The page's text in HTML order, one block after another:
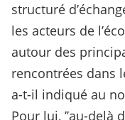
structuré
les acteurs de
autour des
rencontrées dans
a-t-il indiqué au
Pour lui, ’’au-